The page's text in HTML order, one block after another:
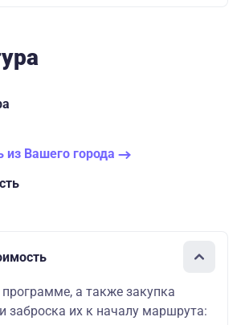
из Вашего города
программе, а также закупка
заброска их к началу маршрута: